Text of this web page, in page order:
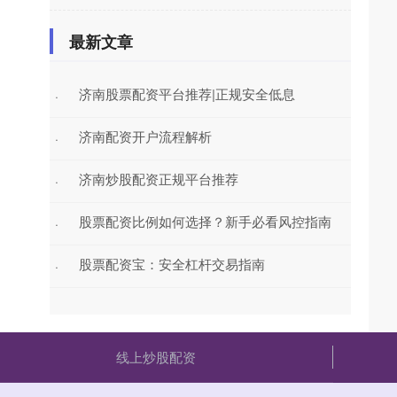
最新文章
· 济南股票配资平台推荐|正规安全低息
· 济南配资开户流程解析
· 济南炒股配资正规平台推荐
· 股票配资比例如何选择？新手必看风控指南
· 股票配资宝：安全杠杆交易指南
线上炒股配资